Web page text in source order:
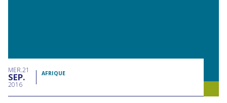
MER 21
SEP
2016
AFRIQUE